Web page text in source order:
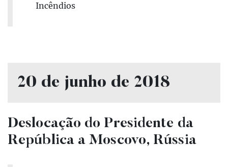
Incêndios
20 de junho de 2018
Deslocação do Presidente da
República a Moscovo, Rússia